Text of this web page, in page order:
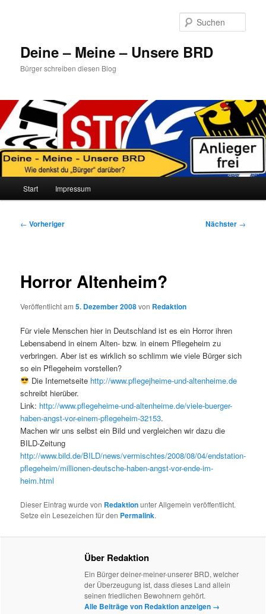
Deine – Meine – Unsere BRD
Bürger schreiben diesen Blog
Start Impressum
Beitragsnavigation
← Vorheriger Nächster →
Horror Altenheim?
Veröffentlicht am5. Dezember 2008von Redaktion
Für viele Menschen hier in Deutschland ist es ein Horror ihren
Lebensabend in einem Alten- bzw. in einem Pflegeheim zu
verbringen. Aber ist es wirklich so schlimm wie viele Bürger sich
so ein Pflegeheim vorstellen?
Die Internetseite http://www.pflegejheime-und-altenheime.de
schreibt hierüber.
Link: http://www.pflegeheime-und-altenheime.de/viele-buerger-
haben-angst-vor-einem-pflegeheim-32153.
Machen wir uns selbst ein Bild und vergleichen wir dazu die
BILD-Zeitung
http://www.bild.de/BILD/news/vermischtes/2008/08/04/endstation-
pflegeheim/millionen-deutsche-haben-angst-vor-ende-im-
heim.html
Dieser Eintrag wurde von Redaktionunter Allgemein veröffentlicht.
Setze ein Lesezeichen für den Permalink.
Über Redaktion
Ein Bürger deiner-meiner-unserer BRD, welcher
der Überzeugung ist, dass dieses Land allein
seinen friedlichen Bewohnern gehört.
Alle Beiträge von Redaktion anzeigen →